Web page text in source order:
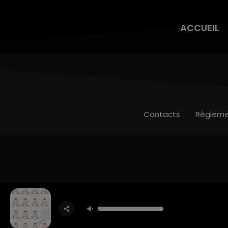
ACCUEIL
Contacts